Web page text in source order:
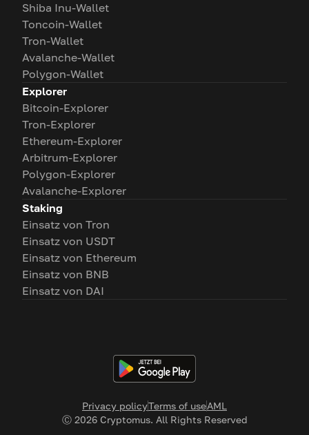
Privacy policyTerms of useAML
Ⓒ 2026Cryptomus. All Rights Reserved
Shiba Inu-Wallet
Toncoin-Wallet
Tron-Wallet
Avalanche-Wallet
Polygon-Wallet
Explorer
Bitcoin-Explorer
Tron-Explorer
Ethereum-Explorer
Arbitrum-Explorer
Polygon-Explorer
Avalanche-Explorer
Staking
Einsatz von Tron
Einsatz von USDT
Einsatz von Ethereum
Einsatz von BNB
Einsatz von DAI